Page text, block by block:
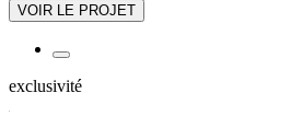
VOIR LE PROJET
exclusivité